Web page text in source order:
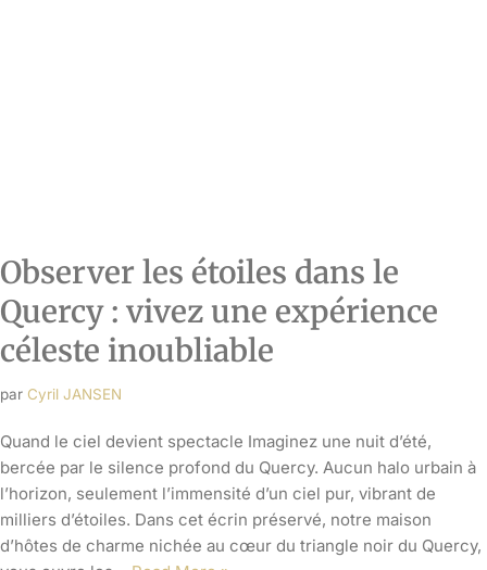
Découvrez les merveilles
naturelles du Lot : Les plus
belles cascades et rivières pour
les amoureux de la nature
parCyril JANSEN
Aventurez-vous dans la magnifique région du Lot et découvrez
un véritable paradis pour les amoureux de la nature. Dans cet